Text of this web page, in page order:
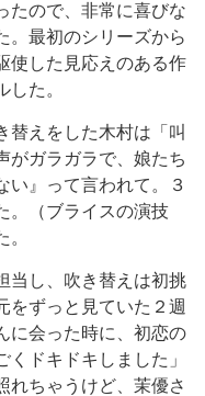
たので、非常に喜びな
。最初のシリーズから
使した見応えのある作
た。
えをした木村は「叫
がガラガラで、娘たち
い』って言われて。３
。（ブライスの演技
当し、吹き替えは初挑
をずっと見ていた２週
に会った時に、初恋の
くドキドキしました」
れちゃうけど、茉優さ